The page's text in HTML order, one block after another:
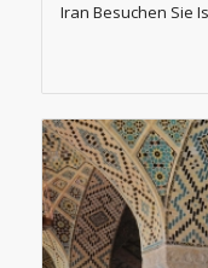
Iran Besuchen Sie